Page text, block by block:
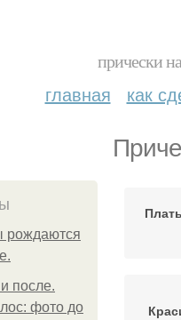
прически
главная как
рождаются
после.
фото до